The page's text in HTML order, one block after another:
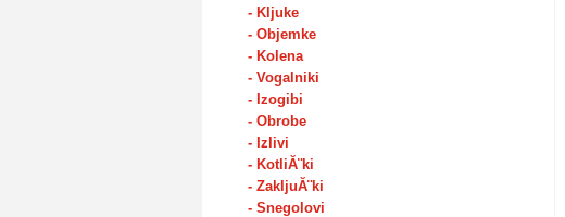
- Kljuke
- Objemke
- Kolena
- Vogalniki
- Izogibi
- Obrobe
- Izlivi
- KotliĂ¨ki
- ZakljuĂ¨ki
- Snegolovi